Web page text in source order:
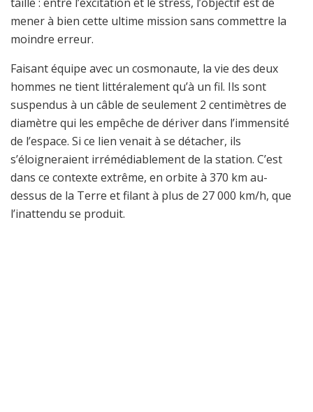
mener à bien cette ultime mission sans commettre la
moindre erreur.
Faisant équipe avec un cosmonaute, la vie des deux
hommes ne tient littéralement qu’à un fil. Ils sont
suspendus à un câble de seulement 2 centimètres de
diamètre qui les empêche de dériver dans l’immensité
de l’espace. Si ce lien venait à se détacher, ils
s’éloigneraient irrémédiablement de la station. C’est
dans ce contexte extrême, en orbite à 370 km au-
dessus de la Terre et filant à plus de 27 000 km/h, que
l’inattendu se produit.